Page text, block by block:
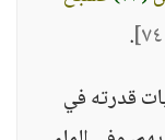
.
قدرته في